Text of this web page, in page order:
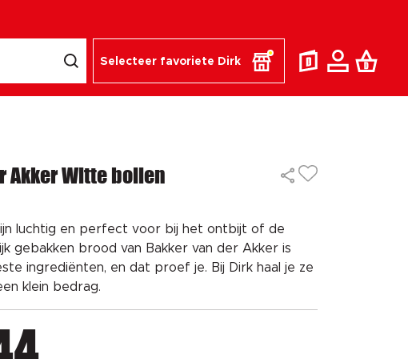
Selecteer favoriete Dirk
Akker Witte bollen
luchtig en perfect voor bij het ontbijt of de
gebakken brood van Bakker van der Akker is
ingrediënten, en dat proef je. Bij Dirk haal je ze
klein bedrag.